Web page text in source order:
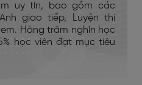
uy tín, bao gồm các
giao tiếp, Luyện thi
em. Hàng trăm nghìn học
học viên đạt mục tiêu